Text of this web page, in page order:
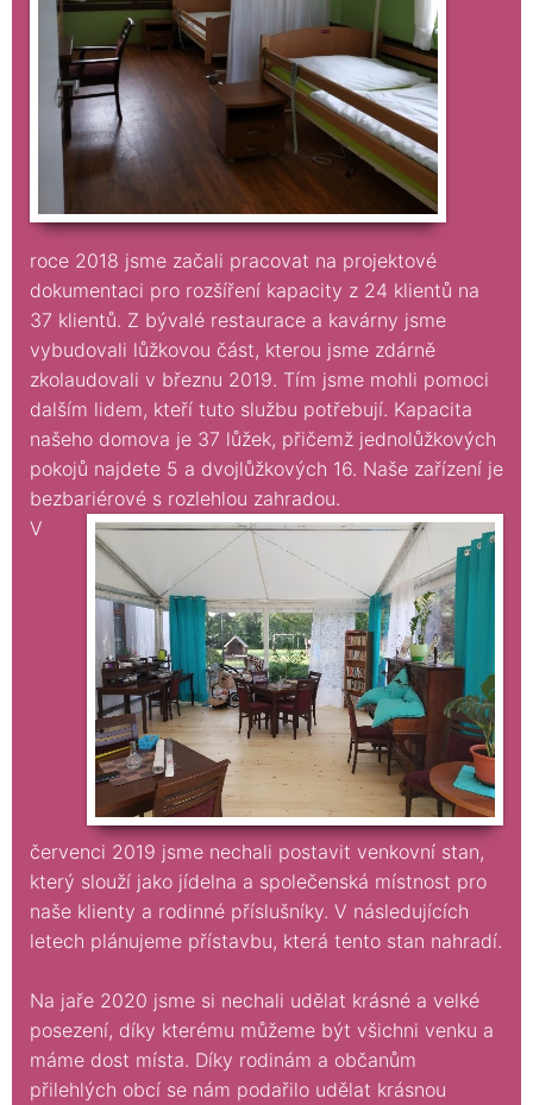
roce 2018 jsme začali pracovat na projektové
dokumentaci pro rozšíření kapacity z 24 klientů na
37 klientů. Z bývalé restaurace a kavárny jsme
vybudovali lůžkovou část, kterou jsme zdárně
zkolaudovali v březnu 2019. Tím jsme mohli pomoci
dalším lidem, kteří tuto službu potřebují. Kapacita
našeho domova je 37 lůžek, přičemž jednolůžkových
pokojů najdete 5 a dvojlůžkových 16. Naše zařízení je
bezbariérové s rozlehlou zahradou.
V
červenci 2019 jsme nechali postavit venkovní stan,
který slouží jako jídelna a společenská místnost pro
naše klienty a rodinné příslušníky. V následujících
letech plánujeme přístavbu, která tento stan nahradí.
Na jaře 2020 jsme si nechali udělat krásné a velké
posezení, díky kterému můžeme být všichni venku a
máme dost místa. Díky rodinám a občanům
přilehlých obcí se nám podařilo udělat krásnou